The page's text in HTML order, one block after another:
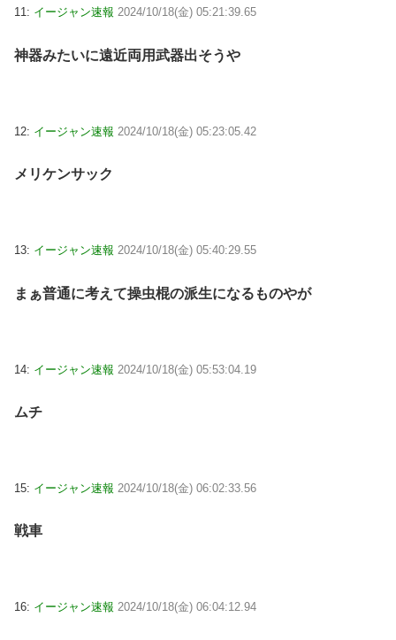
11: イージャン速報 2024/10/18(金) 05:21:39.65
神器みたいに遠近両用武器出そうや
12: イージャン速報 2024/10/18(金) 05:23:05.42
メリケンサック
13: イージャン速報 2024/10/18(金) 05:40:29.55
まぁ普通に考えて操虫棍の派生になるものやが
14: イージャン速報 2024/10/18(金) 05:53:04.19
ムチ
15: イージャン速報 2024/10/18(金) 06:02:33.56
戦車
16: イージャン速報 2024/10/18(金) 06:04:12.94